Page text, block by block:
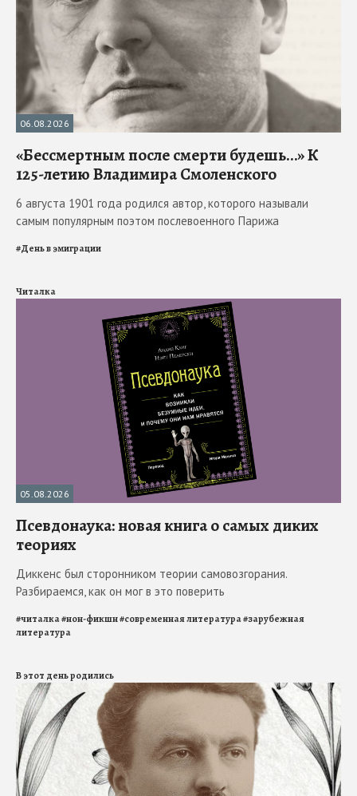
06.08.2026
«Бессмертным после смерти будешь…» К
125-летию Владимира Смоленского
6 августа 1901 года родился автор, которого называли
самым популярным поэтом послевоенного Парижа
#День в эмиграции
Читалка
05.08.2026
Псевдонаука: новая книга о самых диких
теориях
Диккенс был сторонником теории самовозгорания.
Разбираемся, как он мог в это поверить
#читалка#нон-фикшн#современная литература#зарубежная
литература
В этот день родились